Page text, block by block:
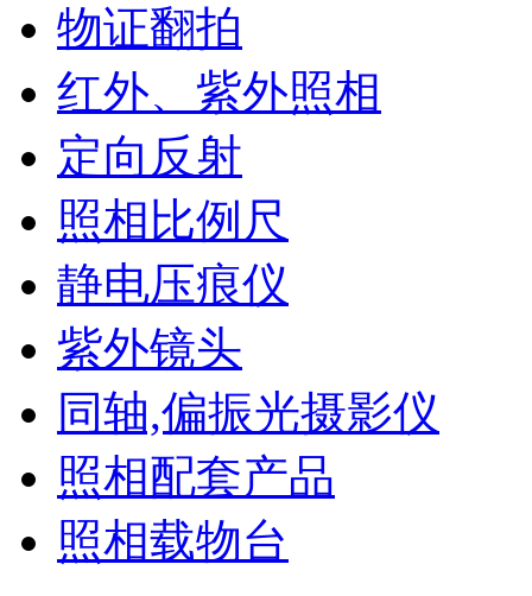
物证翻拍
红外、紫外照相
定向反射
照相比例尺
静电压痕仪
紫外镜头
同轴,偏振光摄影仪
照相配套产品
照相载物台